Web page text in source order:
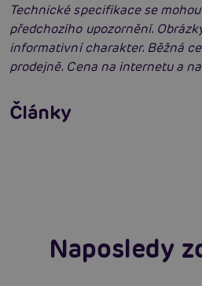
Technické specifikace se
předchozího upozornění.
informativní charakter. Běžná
prodejně. Cena na internetu a
Články
neodolatelně sexy
Číst více
Erotická inteligence:
Naposledy